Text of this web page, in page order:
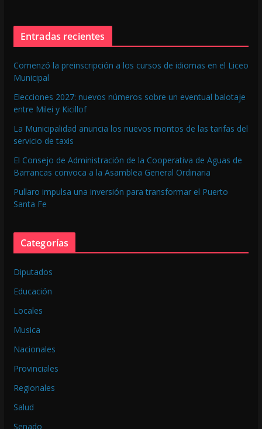
Entradas recientes
Comenzó la preinscripción a los cursos de idiomas en el Liceo
Municipal
Elecciones 2027: nuevos números sobre un eventual balotaje
entre Milei y Kicillof
La Municipalidad anuncia los nuevos montos de las tarifas del
servicio de taxis
El Consejo de Administración de la Cooperativa de Aguas de
Barrancas convoca a la Asamblea General Ordinaria
Pullaro impulsa una inversión para transformar el Puerto
Santa Fe
Categorías
Diputados
Educación
Locales
Musica
Nacionales
Provinciales
Regionales
Salud
Senado